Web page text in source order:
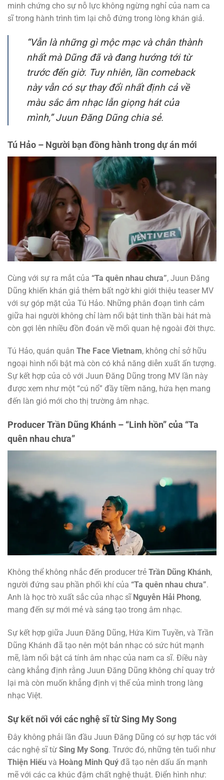
minh chứng cho sự nỗ lực không ngừng nghỉ của nam ca
sĩ trong hành trình tìm lại chỗ đứng trong lòng khán giả.
“Vẫn là những gì mộc mạc và chân thành
nhất mà Dũng đã và đang hướng tới từ
trước đến giờ. Tuy nhiên, lần comeback
này vẫn có sự thay đổi nhất định cả về
màu sắc âm nhạc lẫn giọng hát của
mình,” Juun Đăng Dũng chia sẻ.
Tú Hảo – Người bạn đồng hành trong dự án mới
Cùng với sự ra mắt của “Ta quên nhau chưa”, Juun Đăng
Dũng khiến khán giả thêm bất ngờ khi giới thiệu teaser MV
với sự góp mặt của Tú Hảo. Những phân đoạn tình cảm
giữa hai người không chỉ làm nổi bật tinh thần bài hát mà
còn gợi lên nhiều đồn đoán về mối quan hệ ngoài đời thực.
Tú Hảo, quán quân The Face Vietnam, không chỉ sở hữu
ngoại hình nổi bật mà còn có khả năng diễn xuất ấn tượng.
Sự kết hợp của cô với Juun Đăng Dũng trong MV lần này
được xem như một “cú nổ” đầy tiềm năng, hứa hẹn mang
đến làn gió mới cho thị trường âm nhạc.
Producer Trần Dũng Khánh – “Linh hồn” của “Ta
quên nhau chưa”
Không thể không nhắc đến producer trẻ Trần Dũng Khánh,
người đứng sau phần phối khí của “Ta quên nhau chưa”.
Anh là học trò xuất sắc của nhạc sĩ Nguyễn Hải Phong,
mang đến sự mới mẻ và sáng tạo trong âm nhạc.
Sự kết hợp giữa Juun Đăng Dũng, Hứa Kim Tuyền, và Trần
Dũng Khánh đã tạo nên một bản nhạc có sức hút mạnh
mẽ, làm nổi bật cá tính âm nhạc của nam ca sĩ. Điều này
càng khẳng định rằng Juun Đăng Dũng không chỉ quay trở
lại mà còn muốn khẳng định vị thế của mình trong làng
nhạc Việt.
Sự kết nối với các nghệ sĩ từ Sing My Song
Đây không phải lần đầu Juun Đăng Dũng có sự hợp tác với
các nghệ sĩ từ Sing My Song. Trước đó, những tên tuổi như
Thiện Hiếu và Hoàng Minh Quý đã tạo nên dấu ấn mạnh
mẽ với các ca khúc đậm chất nghệ thuật. Điển hình như: